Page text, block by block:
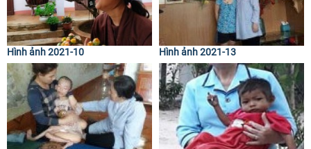
Hình ảnh 2021-10 Hình ảnh 2021-13